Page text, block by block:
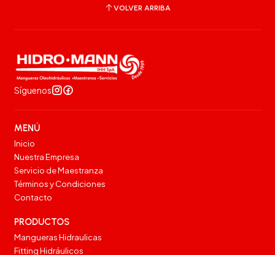
VOLVER ARRIBA
Síguenos
MENÚ
Inicio
Nuestra Empresa
Servicio de Maestranza
Términos y Condiciones
Contacto
PRODUCTOS
Mangueras Hidraulicas
Fitting Hidráulicos